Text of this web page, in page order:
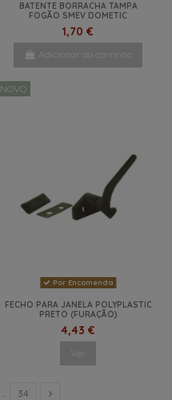
BATENTE BORRACHA TAMPA
FOGÃO SMEV DOMETIC
1,70 €
Adicionar ao carrinho
NOVO
Por Encomenda
FECHO PARA JANELA POLYPLASTIC
PRETO (FURAÇÃO)
4,43 €
Ver
34